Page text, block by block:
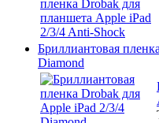
Бриллиантовая
Diamond